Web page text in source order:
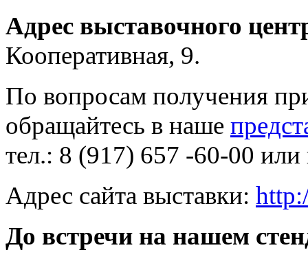
Адрес выставочного
Кооперативная, 9.
По вопросам получения
обращайтесь в наше
тел.: 8 (917) 657 -60-00
Адрес сайта выставки:
До встречи на нашем